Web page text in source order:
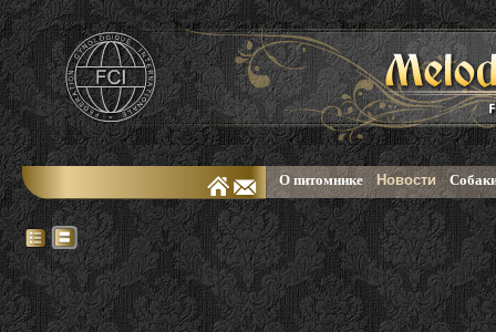
О питомнике Новости